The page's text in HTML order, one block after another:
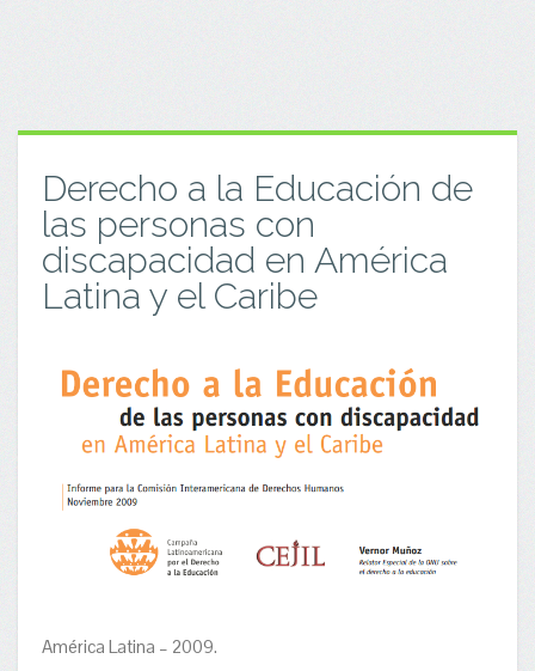
Derecho a la Educación de
las personas con
discapacidad en América
Latina y el Caribe
América Latina – 2009.